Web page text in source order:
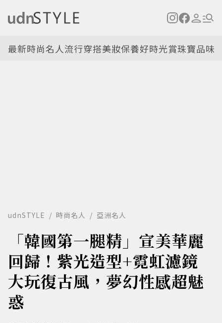
最新時尚名人流行穿搭美妝保養好時光賞珠寶品味
udnSTYLE 時尚名人 亞洲名人
「韓國第一腿精」宣美華麗
回歸！紫光造型+霓虹濾鏡
大玩復古風，夢幻性感超魅
惑